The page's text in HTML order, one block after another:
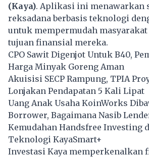
(Kaya). Aplikasi ini menawarkan
reksadana berbasis teknologi
untuk mempermudah
tujuan finansial mereka.
CPO Sawit Digenjot Untuk B40,
Harga Minyak Goreng Aman
Akuisisi SECP Rampung, TPIA
Lonjakan Pendapatan 5 Kali Lipat
Uang Anak Usaha KoinWorks
Borrower, Bagaimana Nasib
Kemudahan Handsfree Investing
Teknologi KayaSmart+
Investasi Kaya memperkenalkan